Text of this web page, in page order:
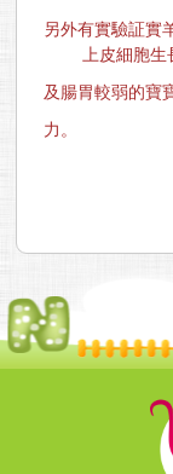
另外有實驗証實
上皮細胞
及腸胃較弱的寶
力。